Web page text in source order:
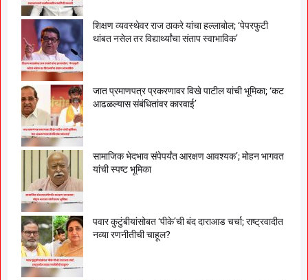
शिक्षण व्यवस्थेवर राज ठाकरे यांचा हल्लाबोल; ‘पेपरफुटी
थांबत नसेल तर विद्यार्थ्यांचा संताप स्वाभाविक’
जात प्रमाणपत्र प्रकरणावर विखे पाटील यांची भूमिका; ‘कट
आढळल्यास संबंधितांवर कारवाई’
सामाजिक भेदभाव संपेपर्यंत आरक्षण आवश्यक’; मोहन भागवत
यांची स्पष्ट भूमिका
पवार कुटुंबीयांसोबत ‘पीके’ची बंद दाराआड चर्चा; राष्ट्रवादीत
नव्या रणनीतीची चाहूल?